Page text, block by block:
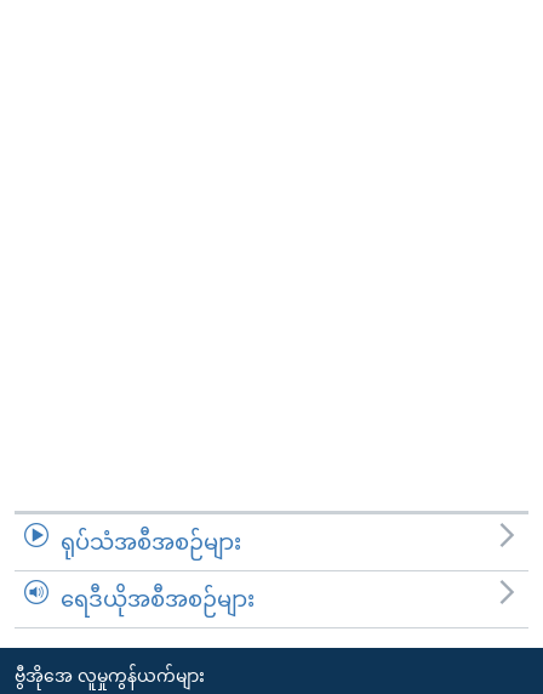
ရုပ်သံအစီအစဉ်များ
ရေဒီယိုအစီအစဉ်များ
ဗွီအိုအေ လူမှုကွန်ယက်များ